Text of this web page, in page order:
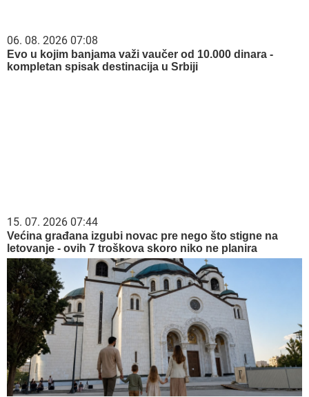
06. 08. 2026 07:08
Evo u kojim banjama važi vaučer od 10.000 dinara -
kompletan spisak destinacija u Srbiji
15. 07. 2026 07:44
Većina građana izgubi novac pre nego što stigne na
letovanje - ovih 7 troškova skoro niko ne planira